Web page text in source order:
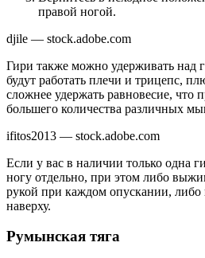
правой ногой.
djile — stock.adobe.com
Гири также можно удерживать над
будут работать плечи и трицепс,
сложнее удержать равновесие, что
большего количества различных
ifitos2013 — stock.adobe.com
Если у вас в наличии только одна
ногу отдельно, при этом либо
рукой при каждом опускании, либо
наверху.
Румынская тяга